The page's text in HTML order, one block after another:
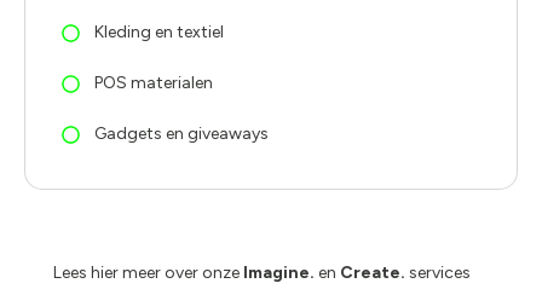
Kleding en textiel
POS materialen
Gadgets en giveaways
Lees hier meer over onze Imagine. en Create. services